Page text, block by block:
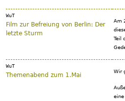
WuT
Film zur Befreiung von Berlin: Der
letzte Sturm
Am
Teil
WuT
Themenabend zum 1.Mai
Wir
eine